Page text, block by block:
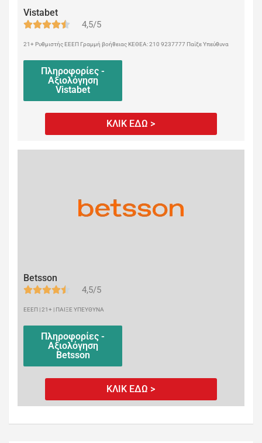
Vistabet
4,5/5
21+ Ρυθμιστής ΕΕΕΠ Γραμμή βοήθειας ΚΕΘΕΑ: 210 9237777 Παίξε Υπεύθυνα
Πληροφορίες -
Αξιολόγηση
Vistabet
ΚΛΙΚ ΕΔΩ >
Betsson
4,5/5
ΕΕΕΠ | 21+ | ΠΑΙΞΕ ΥΠΕΥΘΥΝΑ
Πληροφορίες -
Αξιολόγηση
Betsson
ΚΛΙΚ ΕΔΩ >